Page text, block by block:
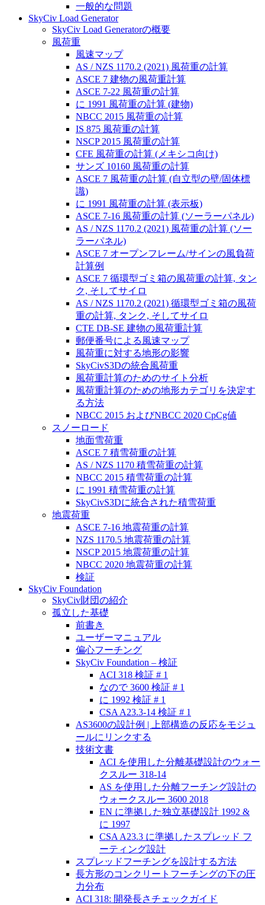
一般的な問題
SkyCiv Load Generator
SkyCiv Load Generatorの概要
風荷重
風速マップ
AS / NZS 1170.2 (2021) 風荷重の計算
ASCE 7 建物の風荷重計算
ASCE 7-22 風荷重の計算
に 1991 風荷重の計算 (建物)
NBCC 2015 風荷重の計算
IS 875 風荷重の計算
NSCP 2015 風荷重の計算
CFE 風荷重の計算 (メキシコ向け)
サンズ 10160 風荷重の計算
ASCE 7 風荷重の計算 (自立型の壁/固体標
識)
に 1991 風荷重の計算 (表示板)
ASCE 7-16 風荷重の計算 (ソーラーパネル)
AS / NZS 1170.2 (2021) 風荷重の計算 (ソー
ラーパネル)
ASCE 7 オープンフレーム/サインの風負荷
計算例
ASCE 7 循環型ゴミ箱の風荷重の計算, タン
ク, そしてサイロ
AS / NZS 1170.2 (2021) 循環型ゴミ箱の風荷
重の計算, タンク, そしてサイロ
CTE DB-SE 建物の風荷重計算
郵便番号による風速マップ
風荷重に対する地形の影響
SkyCivS3Dの統合風荷重
風荷重計算のためのサイト分析
風荷重計算のための地形カテゴリを決定す
る方法
NBCC 2015 およびNBCC 2020 CpCg値
スノーロード
地面雪荷重
ASCE 7 積雪荷重の計算
AS / NZS 1170 積雪荷重の計算
NBCC 2015 積雪荷重の計算
に 1991 積雪荷重の計算
SkyCivS3Dに統合された積雪荷重
地震荷重
ASCE 7-16 地震荷重の計算
NZS 1170.5 地震荷重の計算
NSCP 2015 地震荷重の計算
NBCC 2020 地震荷重の計算
検証
SkyCiv Foundation
SkyCiv財団の紹介
孤立した基礎
前書き
ユーザーマニュアル
偏心フーチング
SkyCiv Foundation – 検証
ACI 318 検証 # 1
なので 3600 検証 # 1
に 1992 検証 # 1
CSA A23.3-14 検証 # 1
AS3600の設計例 | 上部構造の反応をモジュ
ールにリンクする
技術文書
ACI を使用した分離基礎設計のウォー
クスルー 318-14
AS を使用した分離フーチング設計の
ウォークスルー 3600 2018
EN に準拠した独立基礎設計 1992 &
に 1997
CSA A23.3 に準拠したスプレッド フ
ーティング設計
スプレッドフーチングを設計する方法
長方形のコンクリートフーチングの下の圧
力分布
ACI 318: 開発長さチェックガイド